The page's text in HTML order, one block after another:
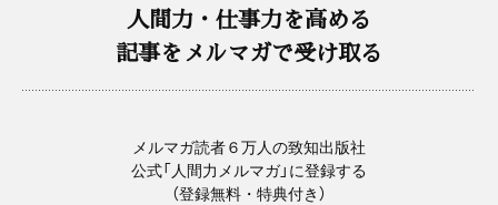
人間力・仕事力を高める
記事をメルマガで受け取る
メルマガ読者６万人の致知出版社
公式「人間力メルマガ」に登録する
（登録無料・特典付き）